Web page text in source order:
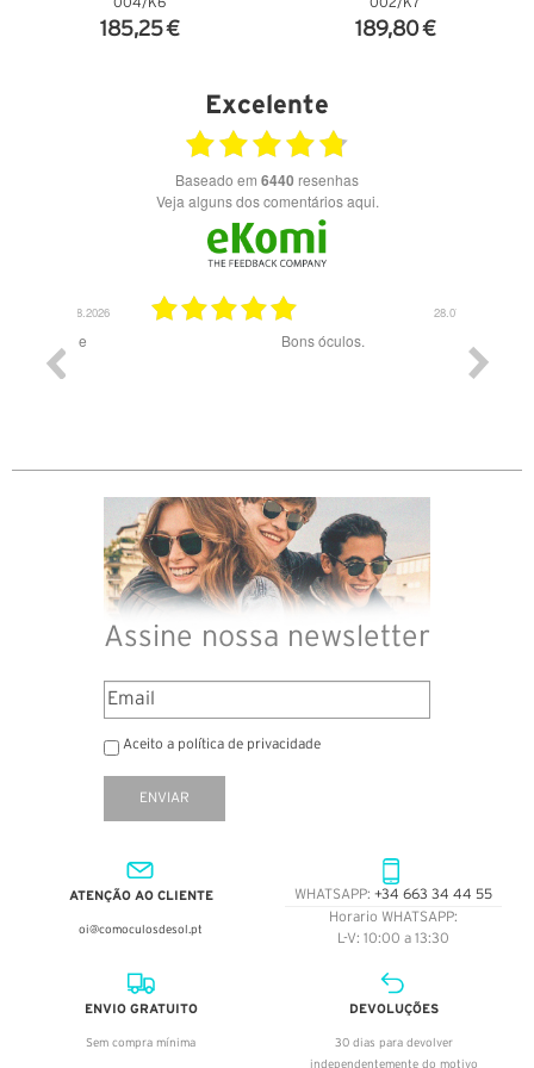
004/K6
185,25 €
002/K7
189,80 €
Excelente
Baseado em 6440 resenhas
Veja alguns dos comentários aqui.
Bons óculos.
Assine nossa newsletter
Aceito a política de privacidade
ENVIAR
ATENÇÃO AO CLIENTE
oi@comoculosdesol.pt
WHATSAPP: +34 663 34 44 55
Horario WHATSAPP:
L-V: 10:00 a 13:30
ENVIO GRATUITO
Sem compra mínima
DEVOLUÇÕES
30 dias para devolver
independentemente do motivo